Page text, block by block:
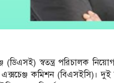
(ডিএসই) স্বতন্ত্র পরিচালক
এক্সচেঞ্জ কমিশন (বিএসইসি)।